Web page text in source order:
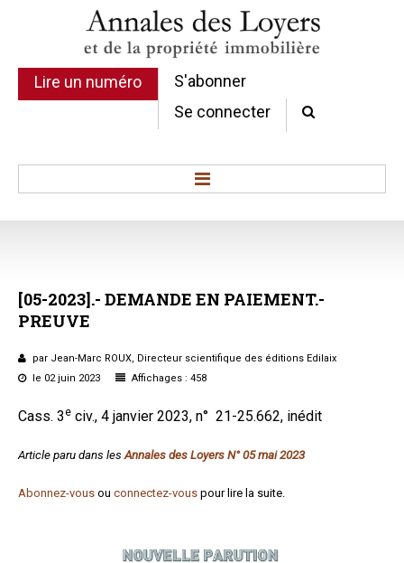
Lire un numéro
S'abonner
Se connecter
Sommaires
Chroniques
Etudes de texte
Réponses ministérielles
Conclusions et Rapports
Formez-vous !
[05-2023].- DEMANDE EN PAIEMENT.-
PREUVE
par Jean-Marc ROUX, Directeur scientifique des éditions Edilaix
le 02 juin 2023
Affichages : 458
Cass. 3e civ., 4 janvier 2023, n° 21-25.662, inédit
Article paru dans les Annales des Loyers N° 05 mai 2023
Abonnez-vous ou connectez-vous pour lire la suite.